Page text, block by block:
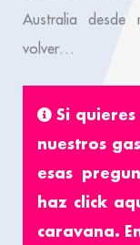
Australia
volver…
Si
nuestros
esas
haz click
caravana.